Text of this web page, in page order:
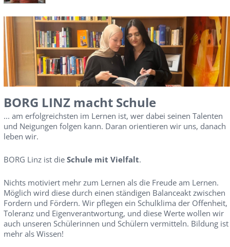
BORG LINZ macht Schule
... am erfolgreichsten im Lernen ist, wer dabei seinen Talenten
und Neigungen folgen kann. Daran orientieren wir uns, danach
leben wir.
BORG Linz ist die Schule mit Vielfalt.
Nichts motiviert mehr zum Lernen als die Freude am Lernen.
Möglich wird diese durch einen ständigen Balanceakt zwischen
Fordern und Fördern. Wir pflegen ein Schulklima der Offenheit,
Toleranz und Eigenverantwortung, und diese Werte wollen wir
auch unseren Schülerinnen und Schülern vermitteln. Bildung ist
mehr als Wissen!